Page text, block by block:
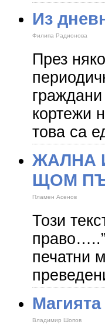
Из
Филипа Радионова
През
кортежи
това са
ЖАЛНА
ЩОМ
Пламен Асенов
Този
печатни
Владимир Шопов